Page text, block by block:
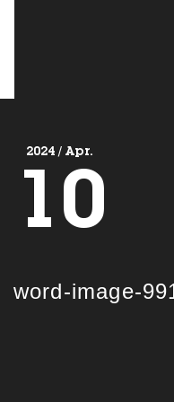
2024 / Apr.
10
word-image-